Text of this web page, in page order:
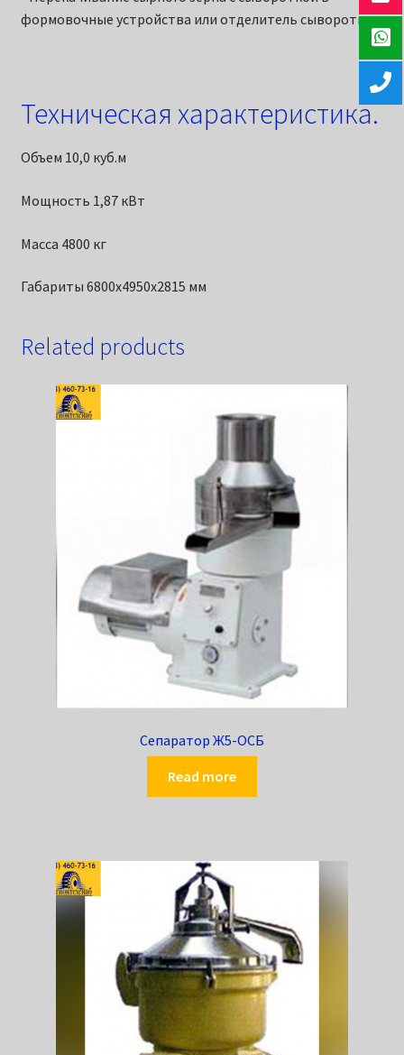
формовочные устройства или отделитель сыворотки.
Техническая характеристика.
Объем 10,0 куб.м
Мощность 1,87 кВт
Масса 4800 кг
Габариты 6800х4950х2815 мм
Related products
Сепаратор Ж5-ОСБ
Read more